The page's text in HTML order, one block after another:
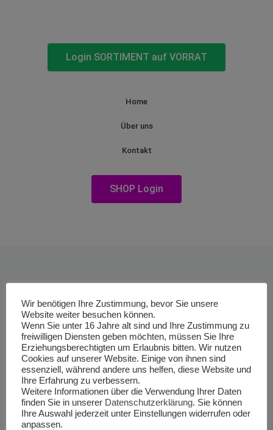
Login SORTIMENT auf VORRAT
Home
Über uns
Kontakt
SHOP Login
Wir benötigen Ihre Zustimmung, bevor Sie unsere
Website weiter besuchen können.
Wenn Sie unter 16 Jahre alt sind und Ihre Zustimmung zu
freiwilligen Diensten geben möchten, müssen Sie Ihre
Erziehungsberechtigten um Erlaubnis bitten. Wir nutzen
Cookies auf unserer Website. Einige von ihnen sind
essenziell, während andere uns helfen, diese Website und
Ihre Erfahrung zu verbessern.
Weitere Informationen über die Verwendung Ihrer Daten
finden Sie in unserer Datenschutzerklärung. Sie können
Ihre Auswahl jederzeit unter Einstellungen widerrufen oder
anpassen.